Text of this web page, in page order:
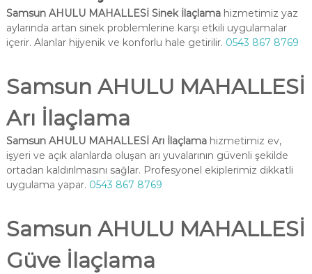
Samsun AHULU MAHALLESİ Sinek İlaçlamahizmetimiz yaz
aylarında artan sinek problemlerine karşı etkili uygulamalar
içerir. Alanlar hijyenik ve konforlu hale getirilir. 0543 867 8769
Samsun AHULU MAHALLESİ
Arı İlaçlama
Samsun AHULU MAHALLESİ Arı İlaçlamahizmetimiz ev,
işyeri ve açık alanlarda oluşan arı yuvalarının güvenli şekilde
ortadan kaldırılmasını sağlar. Profesyonel ekiplerimiz dikkatli
uygulama yapar. 0543 867 8769
Samsun AHULU MAHALLESİ
Güve İlaçlama